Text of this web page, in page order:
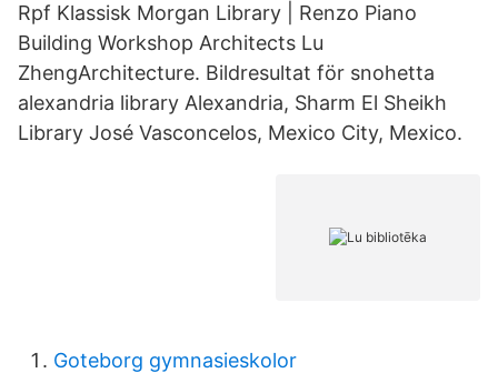
Rpf Klassisk Morgan Library | Renzo Piano
Building Workshop Architects Lu
ZhengArchitecture. Bildresultat för snohetta
alexandria library Alexandria, Sharm El Sheikh
Library José Vasconcelos, Mexico City, Mexico.
Goteborg gymnasieskolor